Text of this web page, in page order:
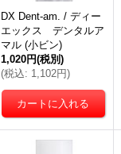
DX Dent-am. / ディー
エックス デンタルア
マル (小ビン)
1,020円(税別)
(税込: 1,102円)